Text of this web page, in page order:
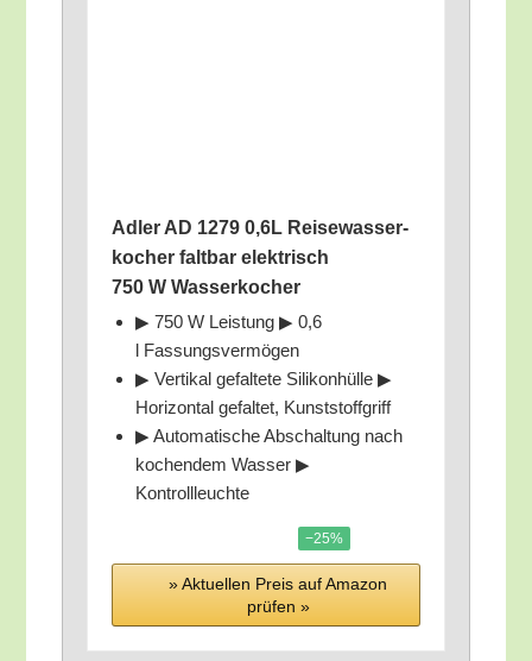
Adler AD 1279 0,6L Rei­se­was­ser­
ko­cher falt­bar elek­trisch
750 W Wasserkocher
▶ 750 W Leis­tung ▶ 0,6
l Fassungsvermögen
▶ Ver­ti­kal gefal­te­te Sili­kon­hül­le ▶
Hori­zon­tal gefal­tet, Kunststoffgriff
▶ Auto­ma­ti­sche Abschal­tung nach
kochen­dem Was­ser ▶
Kontrollleuchte
−25%
» Aktu­el­len Preis auf Ama­zon
prü­fen »